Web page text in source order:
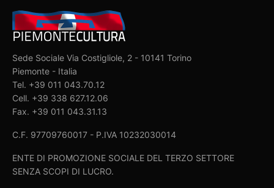
Sede Sociale Via Costigliole, 2 - 10141 Torino
Piemonte - Italia
Tel. +39 011 043.70.12
Cell. +39 338 627.12.06
Fax. +39 011 043.31.13
C.F. 97709760017 - P.IVA 10232030014
ENTE DI PROMOZIONE SOCIALE DEL TERZO SETTORE
SENZA SCOPI DI LUCRO.